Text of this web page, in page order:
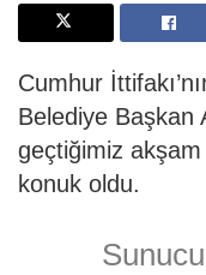
Cumhur
Belediye Başkan
geçtiğimiz
konuk oldu.